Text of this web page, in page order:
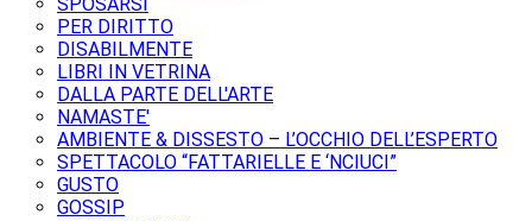
PER DIRITTO
DISABILMENTE
LIBRI IN VETRINA
DALLA PARTE DELL'ARTE
NAMASTE'
AMBIENTE & DISSESTO – L’OCCHIO DELL’ESPERTO
SPETTACOLO “FATTARIELLE E ‘NCIUCI”
GUSTO
GOSSIP